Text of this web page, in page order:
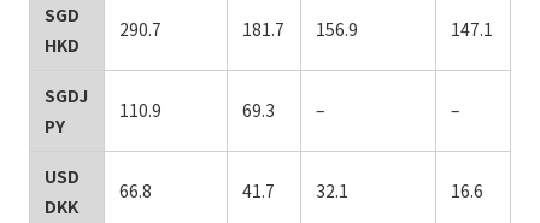
SGD
HKD
290.7 181.7 156.9 147.1
SGDJ
PY
110.9 69.3 – –
USD
DKK
66.8 41.7 32.1 16.6